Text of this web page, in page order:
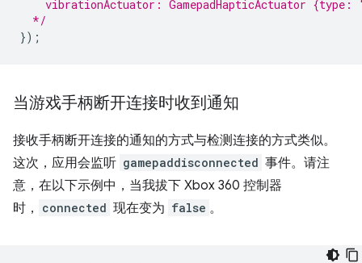
vibrationActuator: GamepadHapticActuator {type:
  */
});
当游戏手柄断开连接时收到通知
接收手柄断开连接的通知的方式与检测连接的方式类似。
这次，应用会监听 gamepaddisconnected 事件。请注
意，在以下示例中，当我拔下 Xbox 360 控制器
时，
connected 现在变为 false 。